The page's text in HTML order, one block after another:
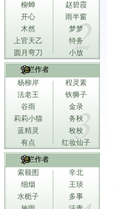
柳蝉
赵碧霞
开心
雨半窗
木然
梦梦
上官天乙
特务
圆月弯刀
小放
专栏作者
杨柳岸
程灵素
法老王
铁狮子
谷雨
金录
莉莉小猫
务秋
蓝精灵
枚枚
有点
红妆仙子
专栏作者
索额图
辛北
细烟
王琰
水栀子
多事